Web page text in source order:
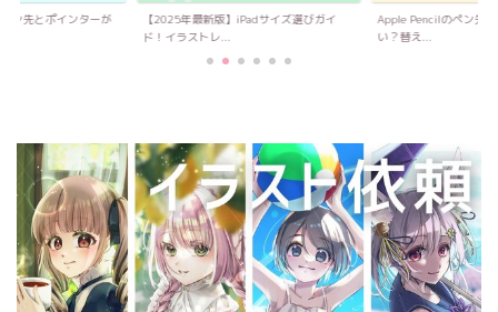
ン先とポインターが
【2025年最新版】iPadサイズ選びガイ
ド！イラストレ...
Apple Pencilのペン先
い？替え...